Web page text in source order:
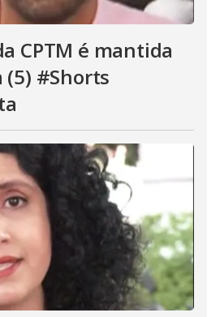
CPTM é mantida
#Shorts